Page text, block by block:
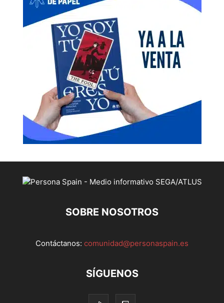
SOBRE NOSOTROS
Contáctanos: comunidad@personaspain.es
SÍGUENOS